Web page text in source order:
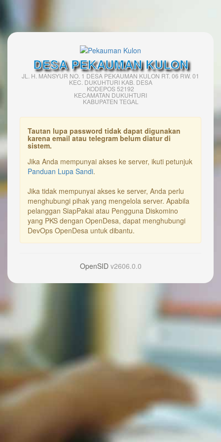
DESA PEKAUMAN KULON
JL. H. MANSYUR NO. 1 DESA PEKAUMAN KULON RT. 06 RW. 01
KEC. DUKUHTURI KAB. DESA
KODEPOS 52192
KECAMATAN DUKUHTURI
KABUPATEN TEGAL
Tautan lupa password tidak dapat digunakan
karena email atau telegram belum diatur di
sistem.
Jika Anda mempunyai akses ke server, ikuti petunjuk
Panduan Lupa Sandi.
Jika tidak mempunyai akses ke server, Anda perlu
menghubungi pihak yang mengelola server. Apabila
pelanggan SiapPakai atau Pengguna Diskomino
yang PKS dengan OpenDesa, dapat menghubungi
DevOps OpenDesa untuk dibantu.
OpenSIDv2606.0.0